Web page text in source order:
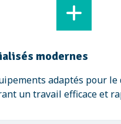
modernes
adaptés pour
un travail efficace et